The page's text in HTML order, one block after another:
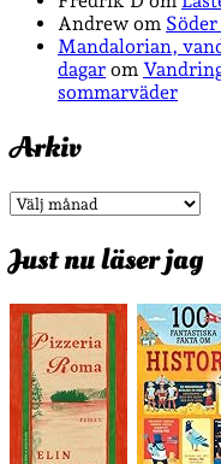
Andrew om
Mandalorian,
dagar om
sommarväder
Arkiv
Arkiv
Just nu läser jag